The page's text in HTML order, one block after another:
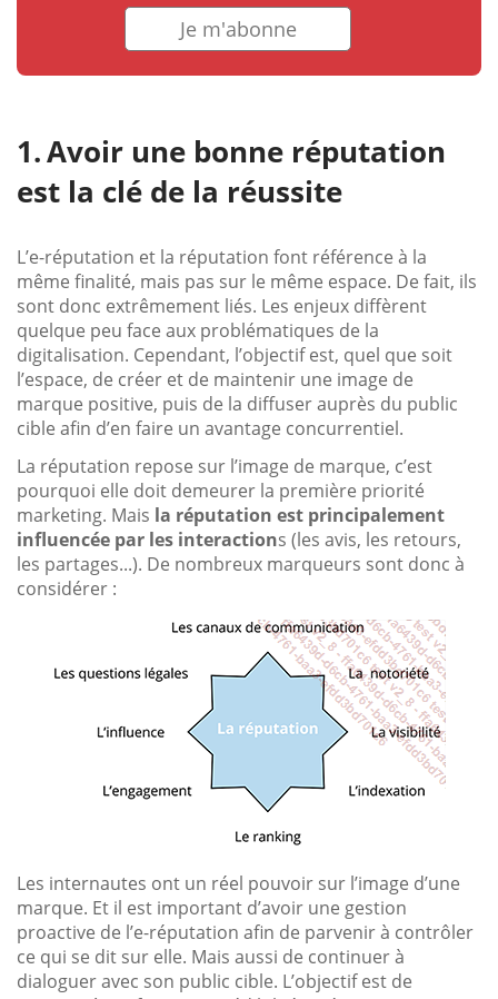
Je m'abonne
Avoir une bonne réputation
est la clé de la réussite
L’e-réputation et la réputation font référence à la
même finalité, mais pas sur le même espace. De fait, ils
sont donc extrêmement liés. Les enjeux diffèrent
quelque peu face aux problématiques de la
digitalisation. Cependant, l’objectif est, quel que soit
l’espace, de créer et de maintenir une image de
marque positive, puis de la diffuser auprès du public
cible afin d’en faire un avantage concurrentiel.
La réputation repose sur l’image de marque, c’est
pourquoi elle doit demeurer la première priorité
marketing. Mais la réputation est principalement
influencée par les interactions (les avis, les retours,
les partages...). De nombreux marqueurs sont donc à
considérer :
Les internautes ont un réel pouvoir sur l’image d’une
marque. Et il est important d’avoir une gestion
proactive de l’e-réputation afin de parvenir à contrôler
ce qui se dit sur elle. Mais aussi de continuer à
dialoguer avec son public cible. L’objectif est de